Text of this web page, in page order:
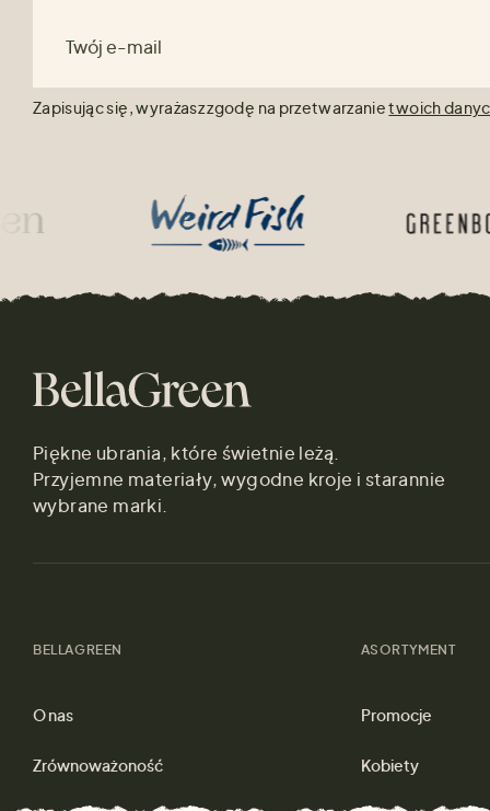
Twój e-mail
Zapisując się, wyrażasz zgodę na przetwarzanietwoich
Piękne ubrania, które świetnie leżą.
Przyjemne materiały, wygodne kroje i starannie
wybrane marki.
BELLAGREEN
O nas
Zrównoważoność
ASORTYMENT
Promocje
Kobiety